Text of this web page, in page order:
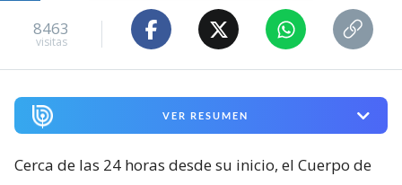
8463
visitas
VER RESUMEN
Cerca de las 24 horas desde su inicio, el Cuerpo de